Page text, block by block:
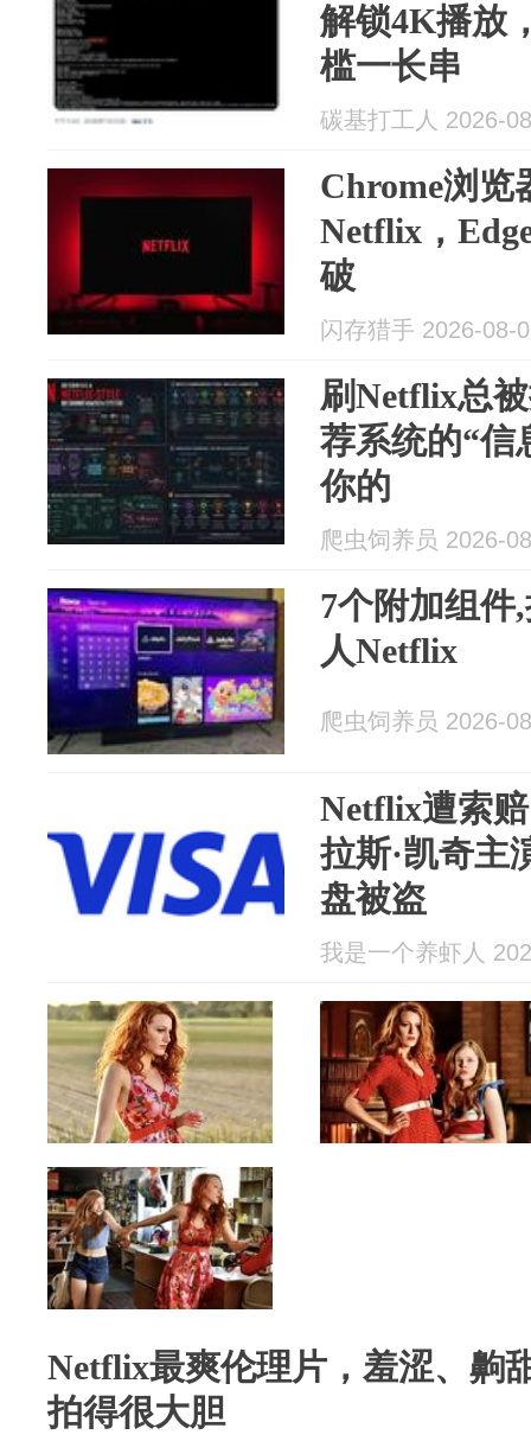
解锁4K播放
槛一长串
碳基打工人 2026-
Chrome浏览
Netflix，
破
闪存猎手 2026-08-
刷Netflix总
荐系统的“信
你的
爬虫饲养员 2026-
7个附加组件
人Netflix
爬虫饲养员 2026-
Netflix遭索
拉斯·凯奇主
盘被盗
我是一个养虾人
Netflix最爽伦理片，羞涩、齁
拍得很大胆